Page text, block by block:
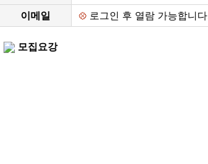
이메일
로그인 후 열람 가능합니다.
모집요강